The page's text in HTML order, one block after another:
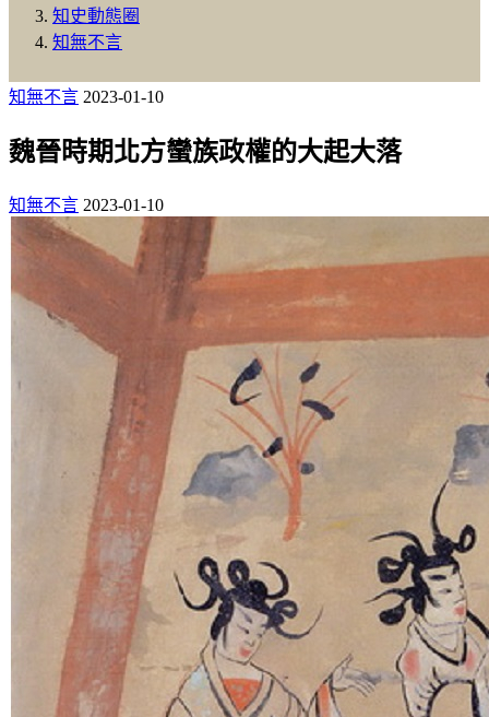
知史動態圈
知無不言
知無不言 2023-01-10
魏晉時期北方蠻族政權的大起大落
知無不言 2023-01-10